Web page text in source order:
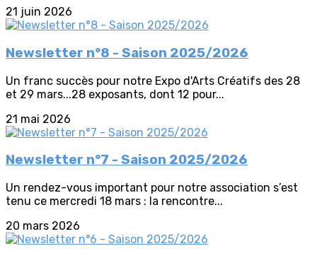
21 juin 2026
Newsletter n°8 - Saison 2025/2026
Un franc succès pour notre Expo d'Arts Créatifs des 28
et 29 mars...28 exposants, dont 12 pour...
21 mai 2026
Newsletter n°7 - Saison 2025/2026
Un rendez-vous important pour notre association s’est
tenu ce mercredi 18 mars : la rencontre...
20 mars 2026